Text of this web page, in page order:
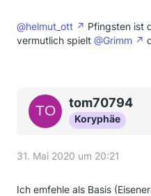
@helmut_ott
Pfingsten ist
vermutlich spielt @Grimm
tom70794
Koryphäe
31. Mai 2020 um 20:21
Ich emfehle als Basis